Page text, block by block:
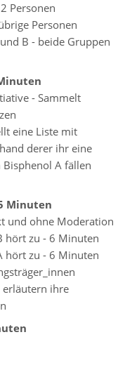
Personen
Personen
B - beide Gruppen
- Sammelt
eine Liste mit
derer ihr eine
A fällen
Minuten
und ohne Moderation
hört zu - 6 Minuten
hört zu - 6 Minuten
erläutern ihre